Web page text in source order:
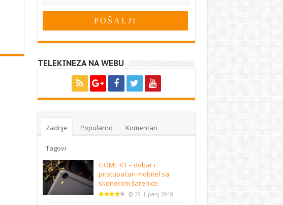
TELEKINEZA NA WEBU
Zadnje Popularno Komentari
Tagovi
GOME K1 – dobar i
pristupačan mobitel sa
skenerom šarenice
29. Lipanj 2018